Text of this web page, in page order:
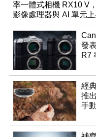
率一體式相機 RX10 V
影像處理器與 AI 單元
發
R7
經
推
手